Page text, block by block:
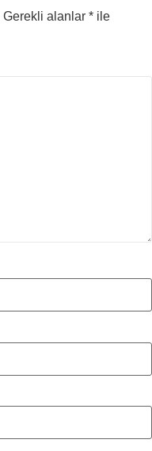
Gerekli alanlar * ile